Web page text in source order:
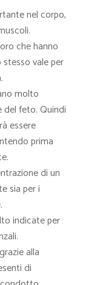
nel corpo,
che hanno
vale per
molto
del feto. Quindi
essere
prima
di un
sia per i
indicate per
grazie alla
di